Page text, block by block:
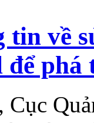
tin về
để phá
Cục